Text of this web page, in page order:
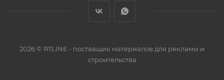
2026 © RTLINE - поставщик материалов для рекламы и
строительства